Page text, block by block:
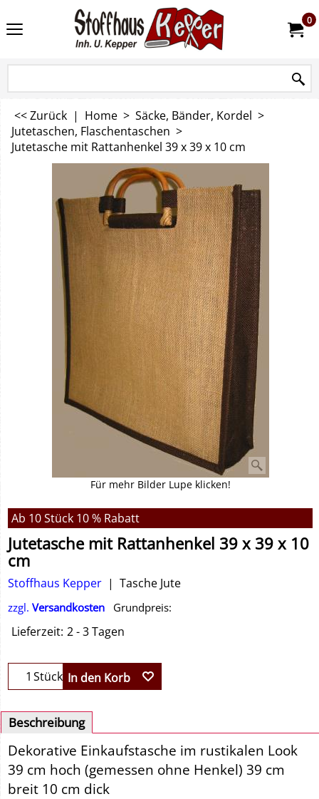
0
<< Zurück | Home > Säcke, Bänder, Kordel >
Jutetaschen, Flaschentaschen >
Jutetasche mit Rattanhenkel 39 x 39 x 10 cm
Für mehr Bilder Lupe klicken!
Ab 10 Stück 10 % Rabatt
Jutetasche mit Rattanhenkel 39 x 39 x 10
cm
Stoffhaus Kepper Tasche Jute
zzgl. Versandkosten Grundpreis:
Lieferzeit: 2 - 3 Tagen
Stück In den Korb
Beschreibung
Dekorative Einkaufstasche im rustikalen Look
39 cm hoch (gemessen ohne Henkel) 39 cm
breit 10 cm dick